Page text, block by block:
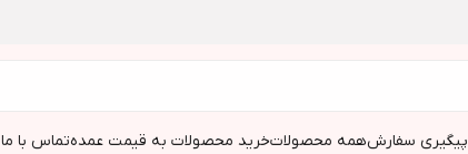
پیگیری سفارشهمه محصولاتخرید محصولات به قیمت عمدهتماس با ما